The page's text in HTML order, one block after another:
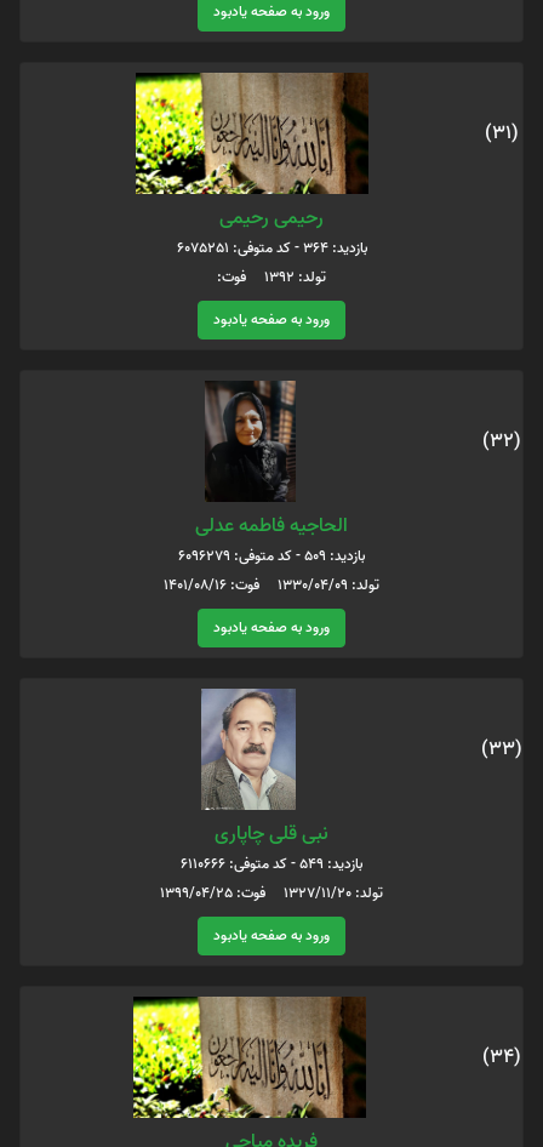
ورود به صفحه یادبود
(31)
رحیمی رحیمی
بازدید: 364 - کد متوفی: 6075251
تولد: 1392 فوت:
ورود به صفحه یادبود
(32)
الحاجیه فاطمه عدلی
بازدید: 509 - کد متوفی: 6096279
تولد: 1330/04/09 فوت: 1401/08/16
ورود به صفحه یادبود
(33)
نبی قلی چاپاری
بازدید: 549 - کد متوفی: 6110666
تولد: 1327/11/20 فوت: 1399/04/25
ورود به صفحه یادبود
(34)